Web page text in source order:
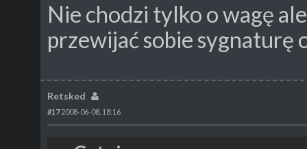
Nie chodzi tylko o wagę
przewijać sobie sygnaturę
Retsked
#172008-06-08, 18:16